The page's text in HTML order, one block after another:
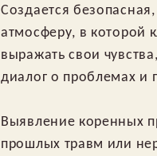
Создается
атмосферу, в которой
выражать свои
диалог о проблемах и
Выявление коренных
прошлых травм или